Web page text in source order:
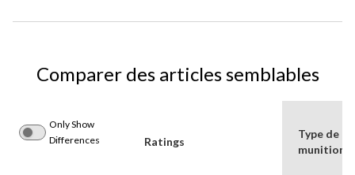
Comparer des articles semblables
Only Show
Differences
Ratings
Type de
munition